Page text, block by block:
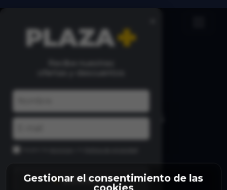
Gestionar el consentimiento de las
+SÚMATE
MÁS CONCIERTOS